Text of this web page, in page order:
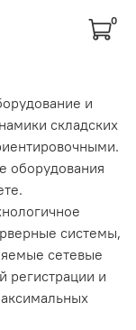
0
и
складских
оборудования
системы,
сетевые
регистрации и